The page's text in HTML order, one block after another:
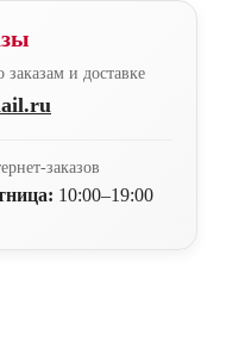
и доставке
заказов
10:00–19:00